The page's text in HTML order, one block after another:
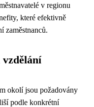
v regionu
které efektivně
zaměstnanců.
vzdělání
okolí jsou požadovány
podle konkrétní